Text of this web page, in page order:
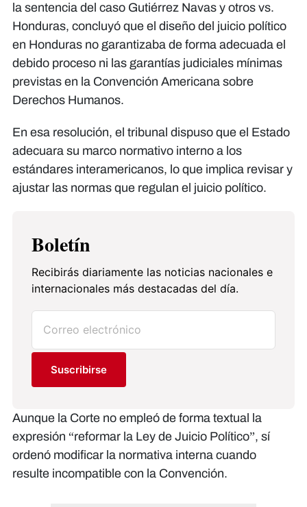
la sentencia del caso Gutiérrez Navas y otros vs.
Honduras, concluyó que el diseño del juicio político
en Honduras no garantizaba de forma adecuada el
debido proceso ni las garantías judiciales mínimas
previstas en la Convención Americana sobre
Derechos Humanos.
En esa resolución, el tribunal dispuso que el Estado
adecuara su marco normativo interno a los
estándares interamericanos, lo que implica revisar y
ajustar las normas que regulan el juicio político.
Boletín
Recibirás diariamente las noticias nacionales e
internacionales más destacadas del día.
Suscribirse
Aunque la Corte no empleó de forma textual la
expresión “reformar la Ley de Juicio Político”, sí
ordenó modificar la normativa interna cuando
resulte incompatible con la Convención.